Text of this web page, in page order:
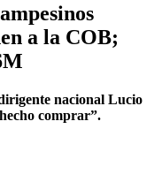
a la COB;
nacional Lucio
comprar”.